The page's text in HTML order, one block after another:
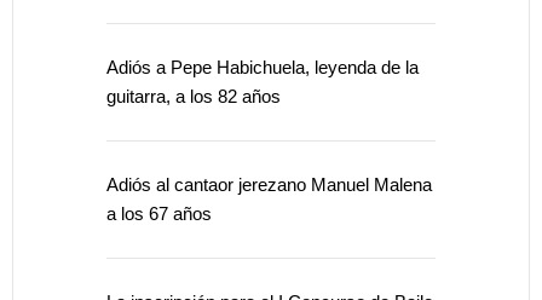
Adiós a Pepe Habichuela, leyenda de la
guitarra, a los 82 años
Adiós al cantaor jerezano Manuel Malena
a los 67 años